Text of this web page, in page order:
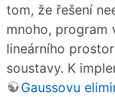
tom, že řešení
mnoho, program
lineárního
soustavy. K
Gaussovu